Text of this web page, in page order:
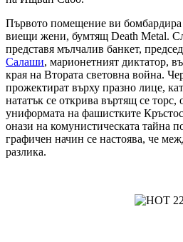
Първото помещение ви
виещи жени, бумтящ Death Metal.
представя мълчалив банкет,
Салаши, марионетният диктатор,
края на Втората световна война.
прожектират върху празно лице,
нататък се открива въртящ се торс,
униформата на фашистките
онази на комунистическата тайна
графичен начин се настоява, че
разлика.